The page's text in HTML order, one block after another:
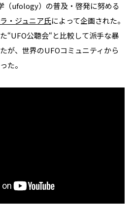
（ufology）の普及・啓発に努める
・ジュニア氏によって企画された。
“UFO公聴会“と比較して派手な暴
が、世界のUFOコミュニティから
た。